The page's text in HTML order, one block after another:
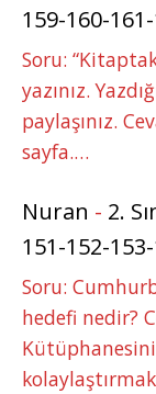
159-160-
Soru:
yazınız.
paylaşınız.
sayfa.…
Nuran - 2.
151-152-
Soru:
hedefi nedir?